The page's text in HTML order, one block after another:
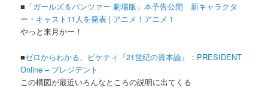
■ 「ガールズ＆パンツァー 劇場版」本予告公開 新キャラクタ
ー・キャスト11人を発表 | アニメ！アニメ！
やっと来月かー！
■ゼロからわかる、ピケティ『21世紀の資本論』：PRESIDENT
Online – プレジデント
この構図が最近いろんなところの説明に出てくる